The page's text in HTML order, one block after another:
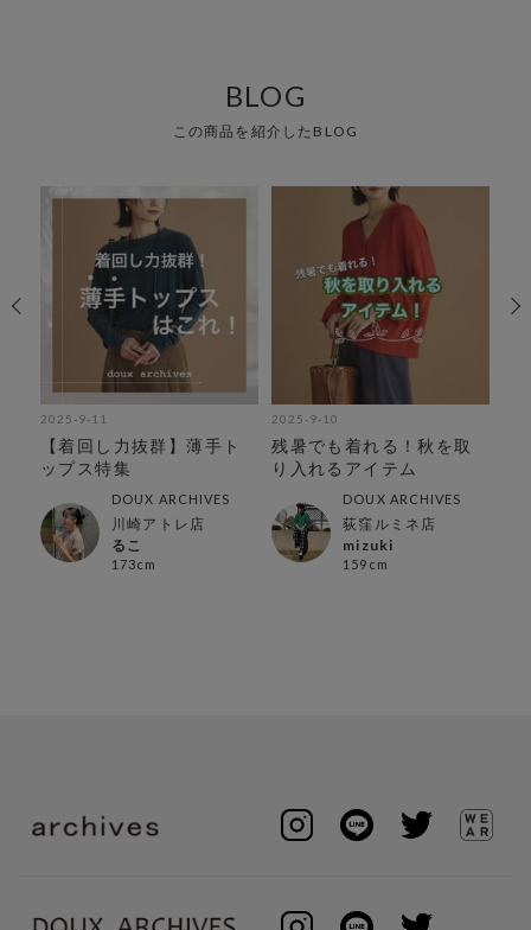
BLOG
この商品を紹介したBLOG
2025-9-11
【着回し力抜群】薄手ト
ップス特集
DOUX ARCHIVES
川崎アトレ店
るこ
173cm
2025-9-10
残暑でも着れる！秋を取
り入れるアイテム
DOUX ARCHIVES
荻窪ルミネ店
mizuki
159cm